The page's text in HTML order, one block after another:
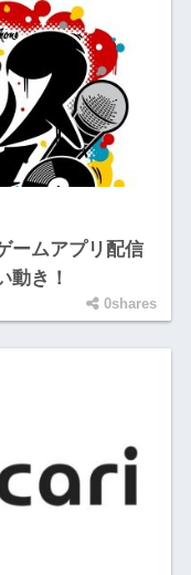
ームアプリ配信
動き！
0shares